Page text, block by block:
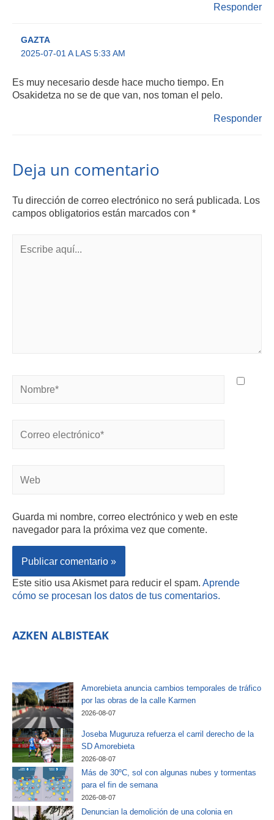
Responder
GAZTA
2025-07-01 A LAS 5:33 AM
Es muy necesario desde hace mucho tiempo. En
Osakidetza no se de que van, nos toman el pelo.
Responder
Deja un comentario
Tu dirección de correo electrónico no será publicada. Los
campos obligatorios están marcados con *
Guarda mi nombre, correo electrónico y web en este
navegador para la próxima vez que comente.
Este sitio usa Akismet para reducir el spam. Aprende
cómo se procesan los datos de tus comentarios.
AZKEN ALBISTEAK
Amorebieta anuncia cambios temporales de tráfico
por las obras de la calle Karmen
2026-08-07
Joseba Muguruza refuerza el carril derecho de la
SD Amorebieta
2026-08-07
Más de 30ºC, sol con algunas nubes y tormentas
para el fin de semana
2026-08-07
Denuncian la demolición de una colonia en